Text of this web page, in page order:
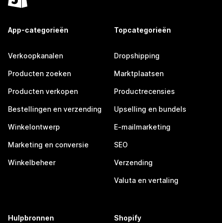
App-categorieën
Verkoopkanalen
Producten zoeken
Producten verkopen
Bestellingen en verzending
Winkelontwerp
Marketing en conversie
Winkelbeheer
Topcategorieën
Dropshipping
Marktplaatsen
Productrecensies
Upselling en bundels
E-mailmarketing
SEO
Verzending
Valuta en vertaling
Hulpbronnen Shopify